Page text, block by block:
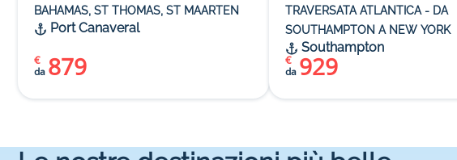
BAHAMAS, ST THOMAS, ST MAARTEN
Port Canaveral
da 879
€
TRAVERSATA ATLANTICA - DA
SOUTHAMPTON A NEW YORK
Southampton
da 929
€